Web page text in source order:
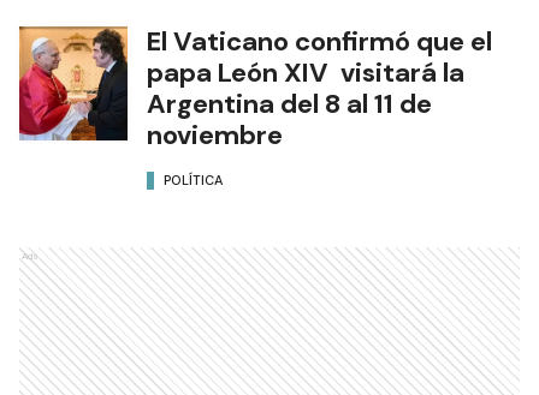
El Vaticano confirmó que el
papa León XIV visitará la
Argentina del 8 al 11 de
noviembre
POLÍTICA
Ads